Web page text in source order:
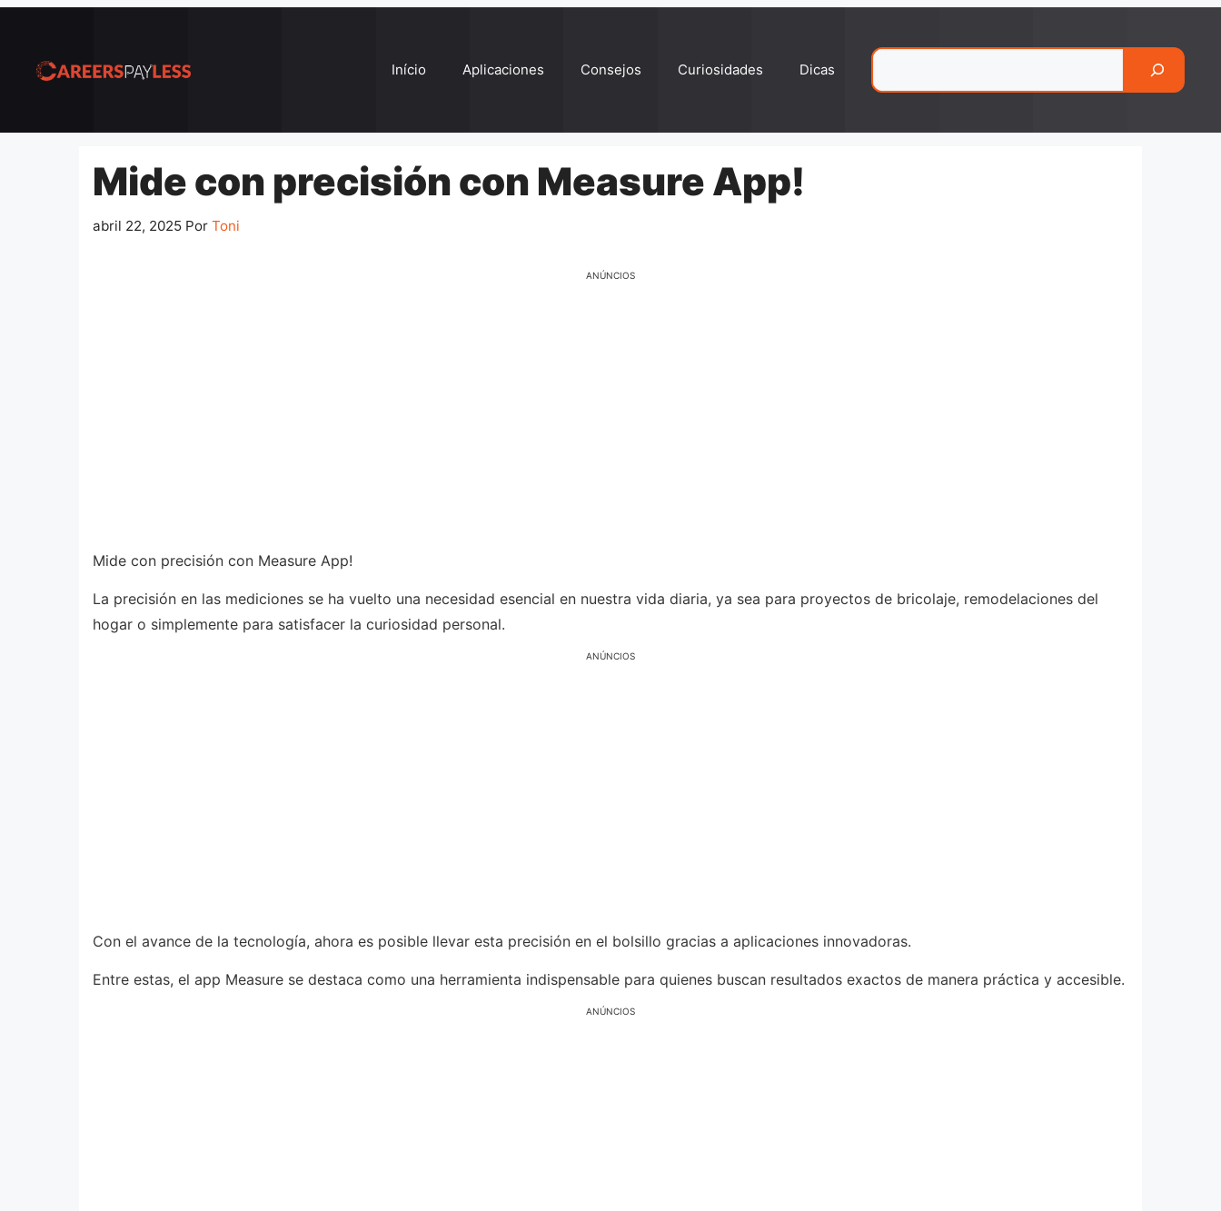
conteúdo
Início Aplicaciones Consejos Curiosidades Dicas
Mide con precisión con Measure App!
abril 22, 2025 Por Toni
ANÚNCIOS
Mide con precisión con Measure App!
La precisión en las mediciones se ha vuelto una necesidad esencial en nuestra vida diaria, ya sea para proyectos de bricolaje, remodelaciones del
hogar o simplemente para satisfacer la curiosidad personal.
ANÚNCIOS
Con el avance de la tecnología, ahora es posible llevar esta precisión en el bolsillo gracias a aplicaciones innovadoras.
Entre estas, el app Measure se destaca como una herramienta indispensable para quienes buscan resultados exactos de manera práctica y accesible.
ANÚNCIOS